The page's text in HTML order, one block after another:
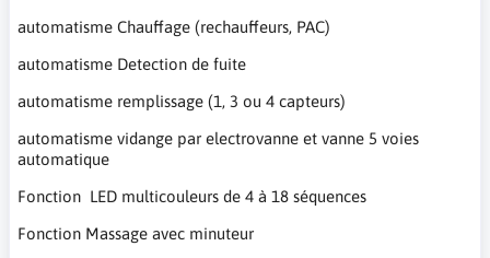
automatisme Chauffage (rechauffeurs, PAC)
automatisme Detection de fuite
automatisme remplissage (1, 3 ou 4 capteurs)
automatisme vidange par electrovanne et vanne 5 voies
automatique
Fonction LED multicouleurs de 4 à 18 séquences
Fonction Massage avec minuteur